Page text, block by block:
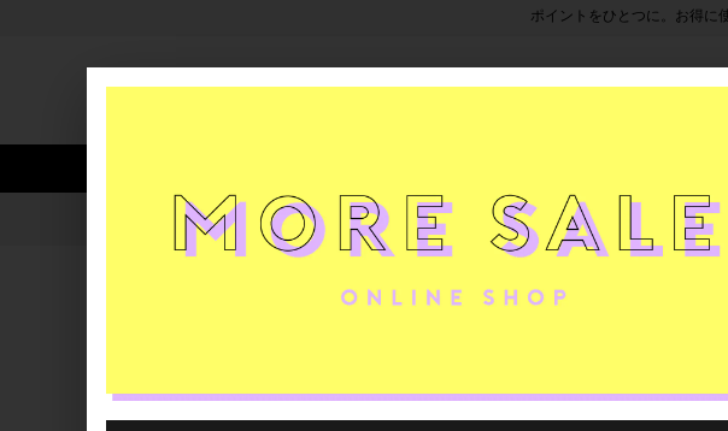
ポイントをひとつに。お得に
人気ワード セール 40th限定 ピアス バッグ